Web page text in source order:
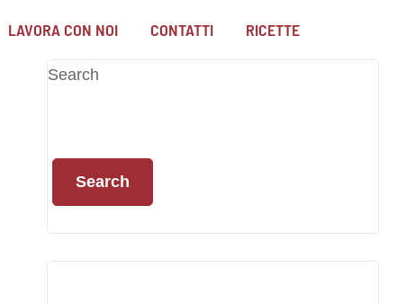
LAVORA CON NOI CONTATTI RICETTE
Search
Search